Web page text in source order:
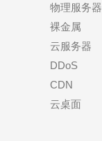
物理服务器
裸金属
云服务器
DDoS
CDN
云桌面